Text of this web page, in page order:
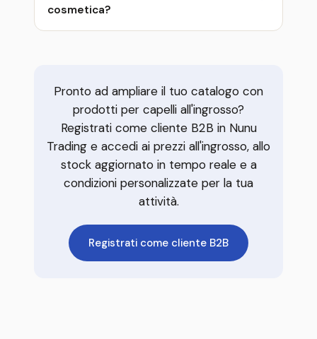
cosmetica?
Pronto ad ampliare il tuo catalogo con
prodotti per capelli all'ingrosso?
Registrati come cliente B2B in Nunu
Trading e accedi ai prezzi all'ingrosso, allo
stock aggiornato in tempo reale e a
condizioni personalizzate per la tua
attività.
Registrati come cliente B2B